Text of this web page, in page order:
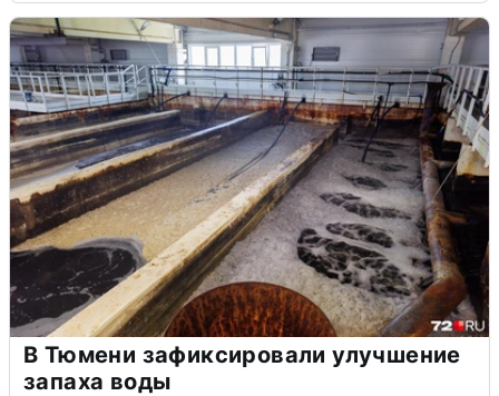
В Тюмени зафиксировали улучшение
запаха воды